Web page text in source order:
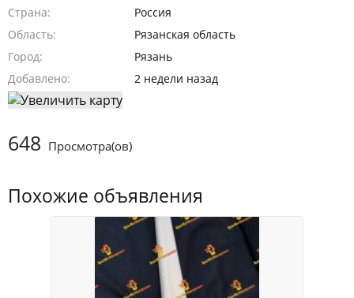
Похожие объявления
Страна
Россия
Область
Рязанская область
Город
Рязань
Добавлено
2 недели назад
648 Просмотра(ов)